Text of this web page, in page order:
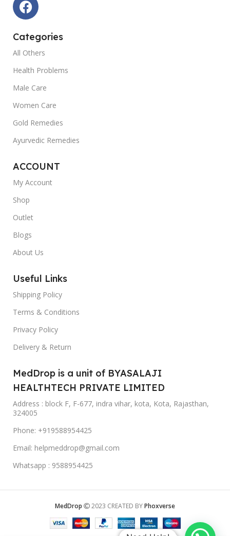
Categories
All Others
Health Problems
Male Care
Women Care
Gold Remedies
Ayurvedic Remedies
ACCOUNT
My Account
Shop
Outlet
Blogs
About Us
Useful Links
Shipping Policy
Terms & Conditions
Privacy Policy
Delivery & Return
MedDrop is a unit of BYASALAJI
HEALTHTECH PRIVATE LIMITED
Address : block F, F-677, indra vihar, kota, Kota, Rajasthan,
324005
Phone: +919588954425
Email: helpmeddrop@gmail.com
Whatsapp : 9588954425
MedDrop 2023 CREATED BYPhoxverse